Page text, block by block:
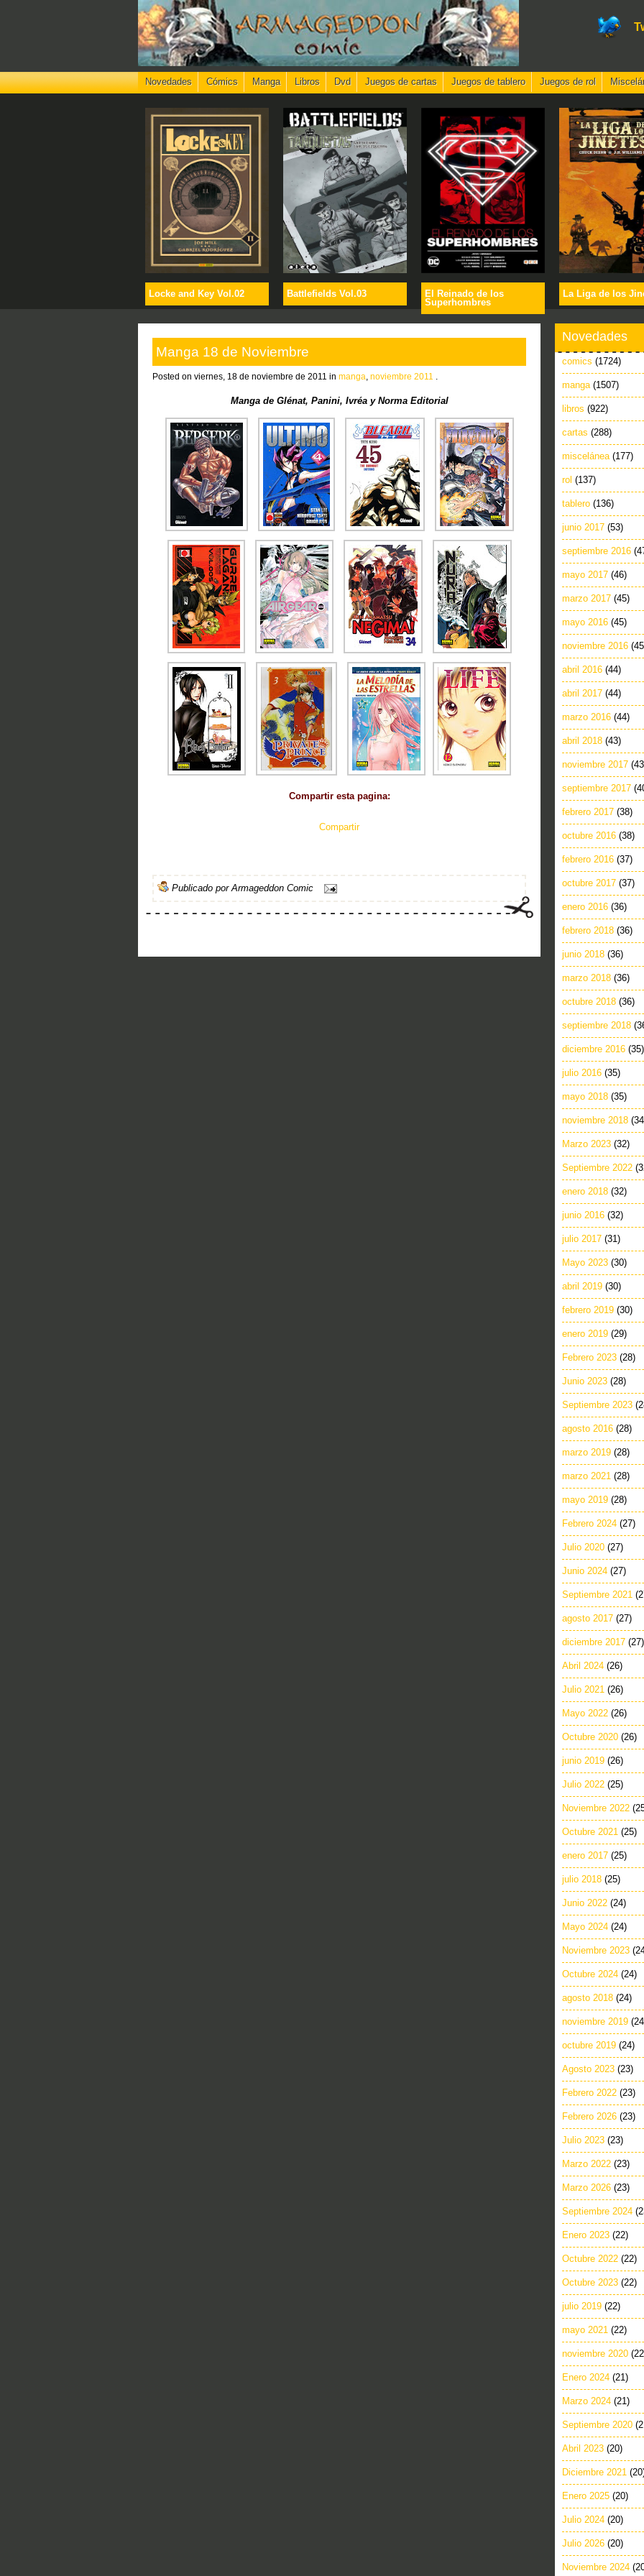
Novedades Cómics Manga Libros Dvd Juegos de cartas Juegos de tablero Juegos de rol
Locke and Key Vol.02 Battlefields Vol.03
El Reinado de los
Superhombres
La Liga de los
Manga 18 de Noviembre
Posted on viernes, 18 de noviembre de 2011 in manga noviembre 2011
Manga de Glénat, Panini, Ivréa y Norma Editorial
Compartir esta pagina:
Compartir
Publicado porArmageddon Comic
Novedades
comics (1724)
manga (1507)
libros (922)
cartas (288)
miscelánea (177)
rol (137)
tablero (136)
junio 2017 (53)
septiembre 2016
mayo 2017 (46)
marzo 2017 (45)
mayo 2016 (45)
noviembre 2016
abril 2016 (44)
abril 2017 (44)
marzo 2016 (44)
abril 2018 (43)
noviembre 2017
septiembre 2017
febrero 2017 (38)
octubre 2016 (38)
febrero 2016 (37)
octubre 2017 (37)
enero 2016 (36)
febrero 2018 (36)
junio 2018 (36)
marzo 2018 (36)
octubre 2018 (36)
septiembre 2018
diciembre 2016 (35)
julio 2016 (35)
mayo 2018 (35)
noviembre 2018
Marzo 2023 (32)
Septiembre 2022
enero 2018 (32)
junio 2016 (32)
julio 2017 (31)
Mayo 2023 (30)
abril 2019 (30)
febrero 2019 (30)
enero 2019 (29)
Febrero 2023 (28)
Junio 2023 (28)
Septiembre 2023
agosto 2016 (28)
marzo 2019 (28)
marzo 2021 (28)
mayo 2019 (28)
Febrero 2024 (27)
Julio 2020 (27)
Junio 2024 (27)
Septiembre 2021
agosto 2017 (27)
diciembre 2017 (27)
Abril 2024 (26)
Julio 2021 (26)
Mayo 2022 (26)
Octubre 2020 (26)
junio 2019 (26)
Julio 2022 (25)
Noviembre 2022
Octubre 2021 (25)
enero 2017 (25)
julio 2018 (25)
Junio 2022 (24)
Mayo 2024 (24)
Noviembre 2023
Octubre 2024 (24)
agosto 2018 (24)
noviembre 2019
octubre 2019 (24)
Agosto 2023 (23)
Febrero 2022 (23)
Febrero 2026 (23)
Julio 2023 (23)
Marzo 2022 (23)
Marzo 2026 (23)
Septiembre 2024
Enero 2023 (22)
Octubre 2022 (22)
Octubre 2023 (22)
julio 2019 (22)
mayo 2021 (22)
noviembre 2020
Enero 2024 (21)
Marzo 2024 (21)
Septiembre 2020
Abril 2023 (20)
Diciembre 2021
Enero 2025 (20)
Julio 2024 (20)
Julio 2026 (20)
Noviembre 2024